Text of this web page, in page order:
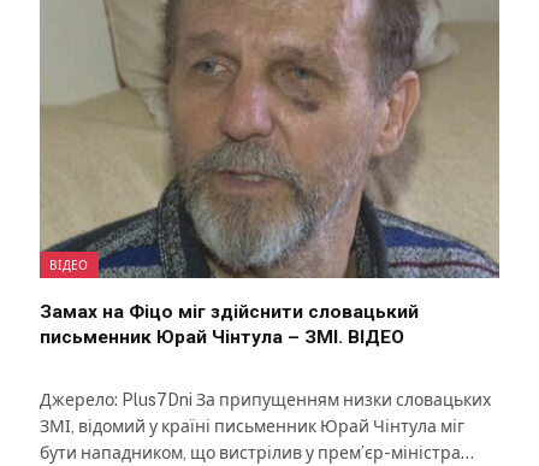
ВІДЕО
Замах на Фіцо міг здійснити словацький
письменник Юрай Чінтула – ЗМІ. ВІДЕО
Джерело: Plus7Dni За припущенням низки словацьких
ЗМІ, відомий у країні письменник Юрай Чінтула міг
бути нападником, що вистрілив у прем’єр-міністра…